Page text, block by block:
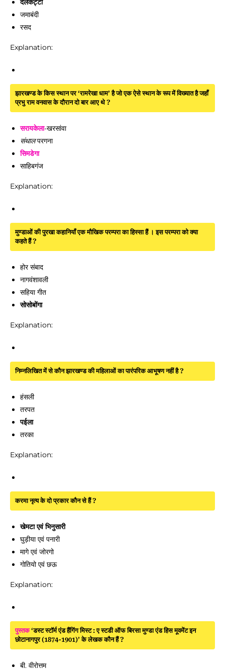
दलकट्टी
जमाबंदी
रसद
Explanation:
झारखण्ड के किस स्थान पर ‘रामरेखा धाम’ है जो एक ऐसे स्थान के रूप में विख्यात है जहाँ
प्रभु राम वनवास के दौरान दो बार आए थे ?
सरायकेला-खरसांवा
संथालपरगना
सिमडेगा
साहिबगंज
Explanation:
मुण्डाओं की पुरखा कहानियाँ एक मौखिक परम्परा का हिस्सा हैं । इस परम्परा को क्या
कहते हैं ?
होर संबाद
नागवंशावली
सहिया गीत
सोसोबोंगा
Explanation:
निम्नलिखित में से कौन झारखण्ड की महिलाओं का पारंपरिक आभूषण नहीं है ?
हंसली
तरपत
पईला
तरका
Explanation:
करमा नृत्य के दो प्रकार कौन से हैं ?
खेमटा एवं भिनुसारी
घुड़ीया एवं पनारी
मागे एवं जोरगो
गोतियो एवं छऊ
Explanation:
पुस्तक‘डस्ट स्टॉर्म एंड हैंगिंग मिस्ट : ए स्टडी ऑफ बिरसा मुण्डा एंड हिस मूवमेंट इन
छोटानागपुर (1874-1901)’ के लेखक कौन हैं ?
बी. वीरोत्तम